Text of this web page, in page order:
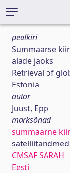
pealkiri
Summaarse
alade jaoks
Retrieval of
Estonia
autor
Juust, Epp
märksõnad
summaarne
satelliitandmed
CMSAF SARAH
Eesti